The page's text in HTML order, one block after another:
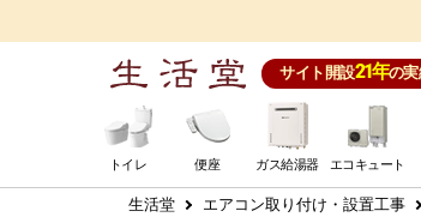
サイト開設21年の
トイレ 便座 ガス給湯器 エコキュート
生活堂 エアコン取り付け・設置工事